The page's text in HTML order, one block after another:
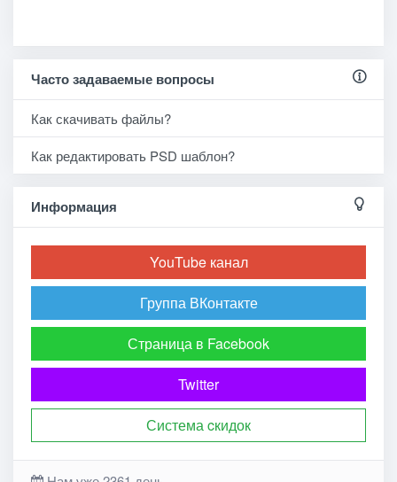
Часто задаваемые вопросы
Как скачивать файлы?
Как редактировать PSD шаблон?
Информация
YouTube канал
Группа ВКонтакте
Страница в Facebook
Twitter
Система cкидок